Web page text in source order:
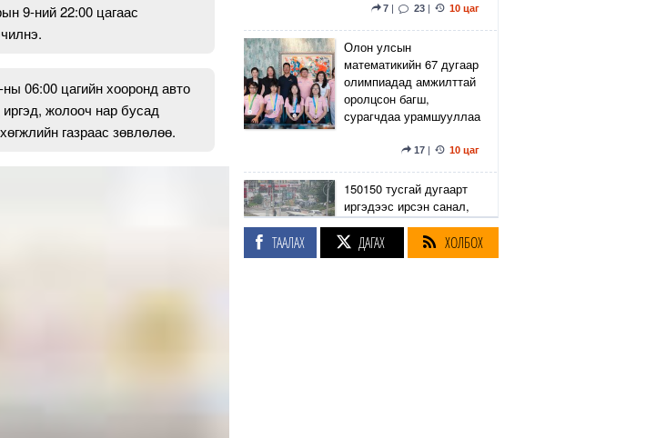
9-ний 22:00 цагаас
06:00 цагийн хооронд авто
жолооч нар бусад
газраас зөвлөлөө.
7 | 23 | 10 цаг
Олон улсын
математикийн 67 дугаар
олимпиадад амжилттай
оролцсон багш,
сурагчдаа урамшууллаа
17| 10 цаг
150150 тусгай дугаарт
иргэдээс ирсэн санал,
гомдлыг нийслэлийн
эрх бүхий 23 албан
тушаалтан хэрхэн
ТААЛАХ ДАГАХ ХОЛБОХ